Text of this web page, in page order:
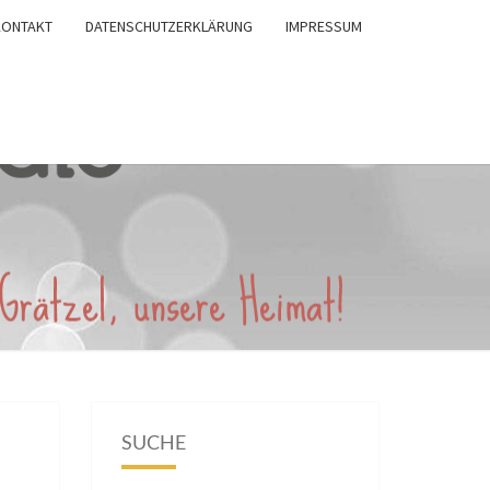
DATENSCHUTZERKLÄRUNG IMPRESSUM
SUCHE